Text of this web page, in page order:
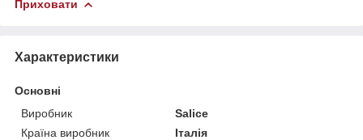
Приховати
Характеристики
Основні
Виробник
Salice
Країна виробник
Італія